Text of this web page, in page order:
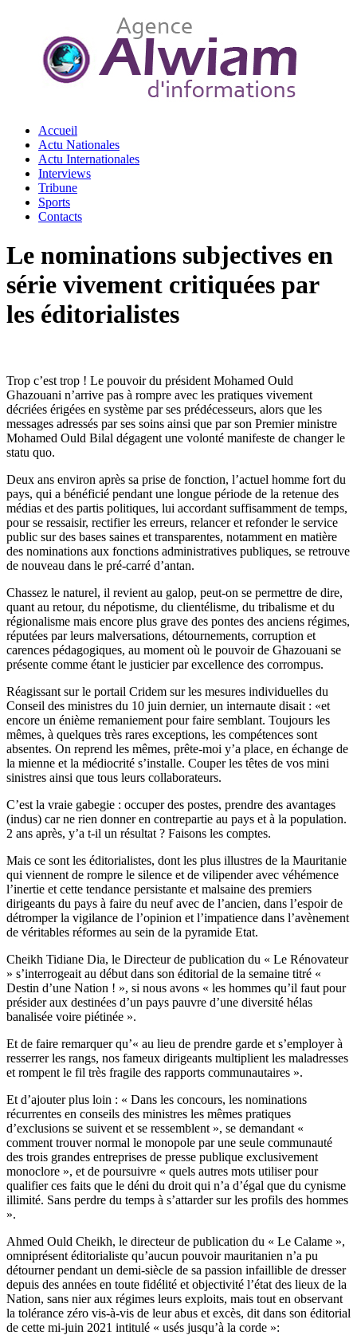
Accueil
Actu Nationales
Actu Internationales
Interviews
Tribune
Sports
Contacts
Le nominations subjectives en
série vivement critiquées par
les éditorialistes
Trop c’est trop ! Le pouvoir du président Mohamed Ould
Ghazouani n’arrive pas à rompre avec les pratiques vivement
décriées érigées en système par ses prédécesseurs, alors que les
messages adressés par ses soins ainsi que par son Premier ministre
Mohamed Ould Bilal dégagent une volonté manifeste de changer le
statu quo.
Deux ans environ après sa prise de fonction, l’actuel homme fort du
pays, qui a bénéficié pendant une longue période de la retenue des
médias et des partis politiques, lui accordant suffisamment de temps,
pour se ressaisir, rectifier les erreurs, relancer et refonder le service
public sur des bases saines et transparentes, notamment en matière
des nominations aux fonctions administratives publiques, se retrouve
de nouveau dans le pré-carré d’antan.
Chassez le naturel, il revient au galop, peut-on se permettre de dire,
quant au retour, du népotisme, du clientélisme, du tribalisme et du
régionalisme mais encore plus grave des pontes des anciens régimes,
réputées par leurs malversations, détournements, corruption et
carences pédagogiques, au moment où le pouvoir de Ghazouani se
présente comme étant le justicier par excellence des corrompus.
Réagissant sur le portail Cridem sur les mesures individuelles du
Conseil des ministres du 10 juin dernier, un internaute disait : «et
encore un énième remaniement pour faire semblant. Toujours les
mêmes, à quelques très rares exceptions, les compétences sont
absentes. On reprend les mêmes, prête-moi y’a place, en échange de
la mienne et la médiocrité s’installe. Couper les têtes de vos mini
sinistres ainsi que tous leurs collaborateurs.
C’est la vraie gabegie : occuper des postes, prendre des avantages
(indus) car ne rien donner en contrepartie au pays et à la population.
2 ans après, y’a t-il un résultat ? Faisons les comptes.
Mais ce sont les éditorialistes, dont les plus illustres de la Mauritanie
qui viennent de rompre le silence et de vilipender avec véhémence
l’inertie et cette tendance persistante et malsaine des premiers
dirigeants du pays à faire du neuf avec de l’ancien, dans l’espoir de
détromper la vigilance de l’opinion et l’impatience dans l’avènement
de véritables réformes au sein de la pyramide Etat.
Cheikh Tidiane Dia, le Directeur de publication du « Le Rénovateur
» s’interrogeait au début dans son éditorial de la semaine titré «
Destin d’une Nation ! », si nous avons « les hommes qu’il faut pour
présider aux destinées d’un pays pauvre d’une diversité hélas
banalisée voire piétinée ».
Et de faire remarquer qu’« au lieu de prendre garde et s’employer à
resserrer les rangs, nos fameux dirigeants multiplient les maladresses
et rompent le fil très fragile des rapports communautaires ».
Et d’ajouter plus loin : « Dans les concours, les nominations
récurrentes en conseils des ministres les mêmes pratiques
d’exclusions se suivent et se ressemblent », se demandant «
comment trouver normal le monopole par une seule communauté
des trois grandes entreprises de presse publique exclusivement
monoclore », et de poursuivre « quels autres mots utiliser pour
qualifier ces faits que le déni du droit qui n’a d’égal que du cynisme
illimité. Sans perdre du temps à s’attarder sur les profils des hommes
».
Ahmed Ould Cheikh, le directeur de publication du « Le Calame »,
omniprésent éditorialiste qu’aucun pouvoir mauritanien n’a pu
détourner pendant un demi-siècle de sa passion infaillible de dresser
depuis des années en toute fidélité et objectivité l’état des lieux de la
Nation, sans nier aux régimes leurs exploits, mais tout en observant
la tolérance zéro vis-à-vis de leur abus et excès, dit dans son éditorial
de cette mi-juin 2021 intitulé « usés jusqu’à la corde »: